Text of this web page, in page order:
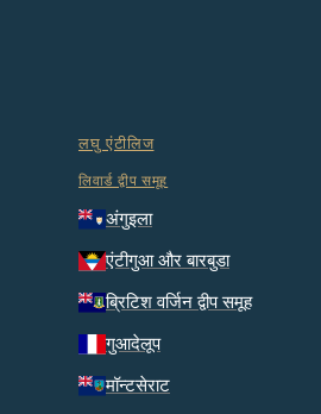
लघु एंटीलिज
लिवार्ड द्वीप समूह
अंगुइला
एंटीगुआ और बारबुडा
ब्रिटिश वर्जिन द्वीप समूह
गुआदेलूप
मॉन्टसेराट